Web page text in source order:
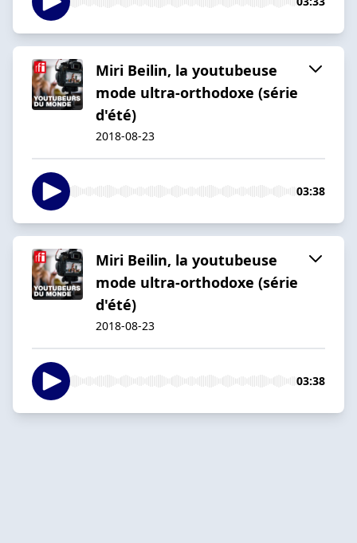
Miri Beilin, la youtubeuse
mode ultra-orthodoxe (série
d'été)
2018-08-23
03:38
Miri Beilin, la youtubeuse
mode ultra-orthodoxe (série
d'été)
2018-08-23
03:38